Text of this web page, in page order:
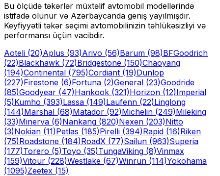
Bu ölçüdə təkərlər müxtəlif avtomobil modellərində
istifadə olunur və Azərbaycanda geniş yayılmışdır.
Keyfiyyətli təkər seçimi avtomobilinizin təhlükəsizliyi və
performansı üçün vacibdir.
Aoteli (20)Aplus (93)Arivo (56)Barum (98)BFGoodrich
(22)Blackhawk (72)Bridgestone (150)Chaoyang
(194)Continental (795)Cordiant (19)Dunlop
(227)Firestone (6)Fortuna (2)General (23)Goodride
(85)Goodyear (47)Hankook (321)Horizon (12)Imperial
(5)Kumho (393)Lassa (149)Laufenn (22)Linglong
(144)Marshal (68)Matador (92)Michelin (249)Mileking
(33)Minerva (6)Nankang (820)Nexen (203)Nitto
(3)Nokian (11)Petlas (185)Pirelli (394)Rapid (16)Riken
(75)Roadstone (184)RoadX (77)Sailun (963)Superia
(177)Torero (5)Toyo (35)TungaViking (8)Vinmax
(159)Vitour (228)Westlake (67)Winrun (114)Yokohama
(1095)Zeetex (15)